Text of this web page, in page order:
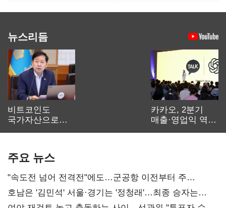
뉴스리듬
비트코인도
국가자산으로…'
카카오, 2분기
매출·영업익 역대
주요 뉴스
"속도전 넘어 전격전"에도…군공항 이전부터 주
52시간까지 '뇌관'
호남은 '김민석' 서울·경기는 '정청래'…최종 승자는